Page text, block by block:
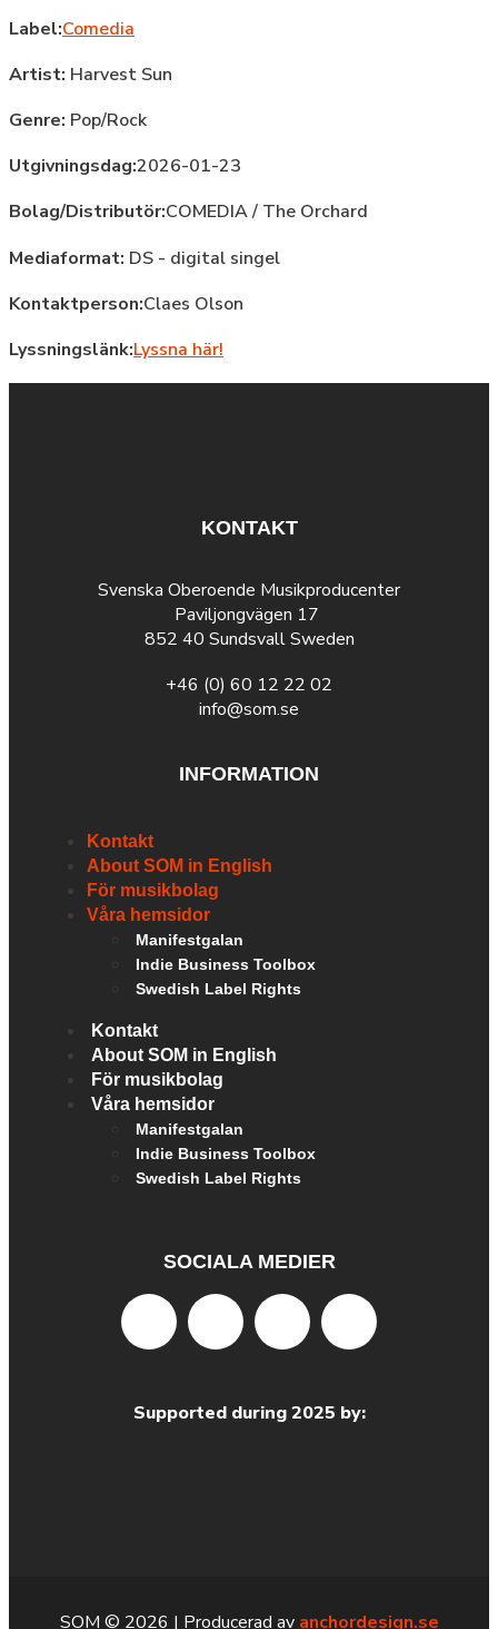
Label:Comedia
Artist: Harvest Sun
Genre: Pop/Rock
Utgivningsdag:2026-01-23
Bolag/Distributör:COMEDIA / The Orchard
Mediaformat: DS - digital singel
Kontaktperson:Claes Olson
Lyssningslänk:Lyssna här!
KONTAKT
Svenska Oberoende Musikproducenter
Paviljongvägen 17
852 40 Sundsvall Sweden
+46 (0) 60 12 22 02
info@som.se
INFORMATION
Kontakt
About SOM in English
För musikbolag
Våra hemsidor
Manifestgalan
Indie Business Toolbox
Swedish Label Rights
Kontakt
About SOM in English
För musikbolag
Våra hemsidor
Manifestgalan
Indie Business Toolbox
Swedish Label Rights
SOCIALA MEDIER
Supported during 2025 by:
SOM © 2026 | Producerad av anchordesign.se